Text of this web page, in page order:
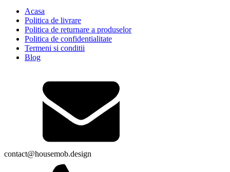
Acasa
Politica de livrare
Politica de returnare a produselor
Politica de confidentialitate
Termeni si conditii
Blog
contact@housemob.design